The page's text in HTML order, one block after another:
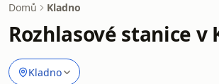
Domů Kladno
Rozhlasové stanice v
Kladno